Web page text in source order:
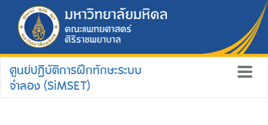
ศูนย์ปฏิบัติการฝึกทักษะระบบ
จำลอง (SiMSET)